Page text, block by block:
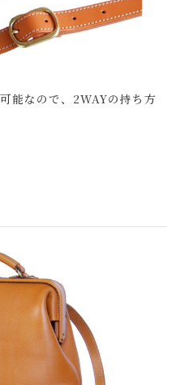
能なので、2WAYの持ち方